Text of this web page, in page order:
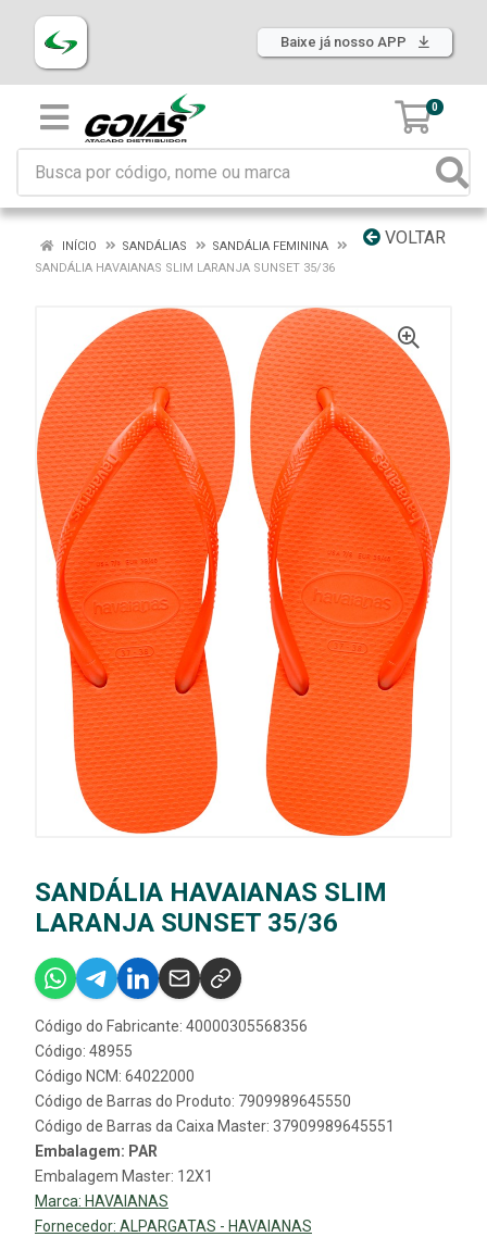
Baixe já nosso APP
0
VOLTAR
INÍCIO SANDÁLIAS
SANDÁLIA FEMININA
SANDÁLIA HAVAIANAS SLIM LARANJA SUNSET 35/36
SANDÁLIA HAVAIANAS SLIM
LARANJA SUNSET 35/36
Código do Fabricante: 40000305568356
Código: 48955
Código NCM: 64022000
Código de Barras do Produto: 7909989645550
Código de Barras da Caixa Master: 37909989645551
Embalagem: PAR
Embalagem Master: 12X1
Marca: HAVAIANAS
Fornecedor: ALPARGATAS - HAVAIANAS